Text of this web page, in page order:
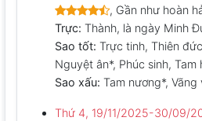
, Gần như hoàn
Trực: Thành, là ngày Minh
Sao tốt: Trực tinh, Thiên
Nguyệt ân*, Phúc sinh,
Sao xấu: Tam nương*,
Thứ 4, 19/11/2025-30/09/